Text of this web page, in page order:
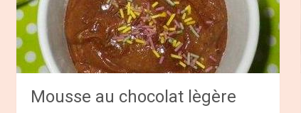
Mousse au chocolat lègère